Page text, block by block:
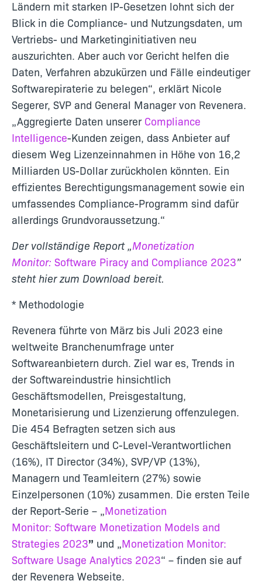
Ländern mit starken IP-Gesetzen lohnt sich der
Blick in die Compliance- und Nutzungsdaten, um
Vertriebs- und Marketinginitiativen neu
auszurichten. Aber auch vor Gericht helfen die
Daten, Verfahren abzukürzen und Fälle eindeutiger
Softwarepiraterie zu belegen“, erklärt Nicole
Segerer, SVP and General Manager von Revenera.
„Aggregierte Daten unserer Compliance
Intelligence-Kunden zeigen, dass Anbieter auf
diesem Weg Lizenzeinnahmen in Höhe von 16,2
Milliarden US-Dollar zurückholen könnten. Ein
effizientes Berechtigungsmanagement sowie ein
umfassendes Compliance-Programm sind dafür
allerdings Grundvoraussetzung.“
Der vollständige Report „Monetization
Monitor: Software Piracy and Compliance 2023”
steht hier zum Download bereit.
* Methodologie
Revenera führte von März bis Juli 2023 eine
weltweite Branchenumfrage unter
Softwareanbietern durch. Ziel war es, Trends in
der Softwareindustrie hinsichtlich
Geschäftsmodellen, Preisgestaltung,
Monetarisierung und Lizenzierung offenzulegen.
Die 454 Befragten setzen sich aus
Geschäftsleitern und C-Level-Verantwortlichen
(16%), IT Director (34%), SVP/VP (13%),
Managern und Teamleitern (27%) sowie
Einzelpersonen (10%) zusammen. Die ersten Teile
der Report-Serie – „Monetization
Monitor: Software Monetization Models and
Strategies 2023” und „Monetization Monitor:
Software Usage Analytics 2023“ – finden sie auf
der Revenera Webseite.